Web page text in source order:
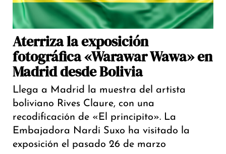
Aterriza la exposición
fotográfica «Warawar Wawa» en
Madrid desde Bolivia
Llega a Madrid la muestra del artista
boliviano Rives Claure, con una
recodificación de «El principito». La
Embajadora Nardi Suxo ha visitado la
exposición el pasado 26 de marzo